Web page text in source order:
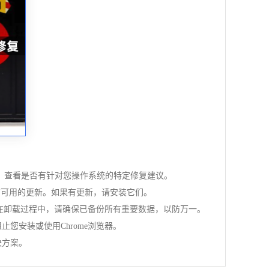
看是否有针对您操作系统的特定修复建议。
用的更新。如果有更新，请安装它们。
载过程中，请确保已备份所有重要数据，以防万一。
您安装或使用Chrome浏览器。
案。